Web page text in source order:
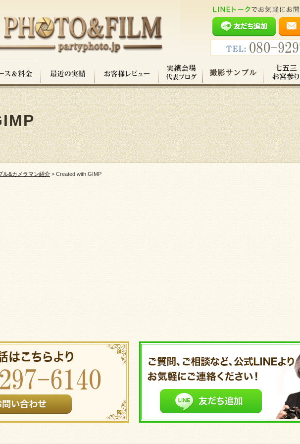
ル&カメラマン紹介 > Created with GIMP